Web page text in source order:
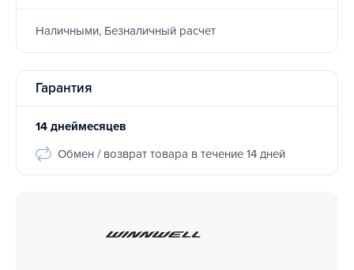
Наличными, Безналичный расчет
Гарантия
14 днеймесяцев
Обмен / возврат товара в течение 14 дней